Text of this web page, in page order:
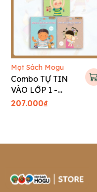
Mọt Sách Mogu
Combo TỰ TIN
VÀO LỚP 1 -
Tranh truyện Hàn
207.000₫